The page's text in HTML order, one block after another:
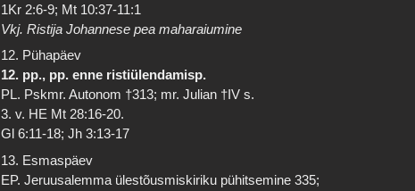
1Kr 2:6-9; Mt 10:37-11:1
Vkj. Ristija Johannese pea maharaiumine
12. Pühapäev
12. pp., pp. enne ristiülendamisp.
PL. Pskmr. Autonom †313; mr. Julian †IV s.
3. v. HE Mt 28:16-20.
Gl 6:11-18; Jh 3:13-17
13. Esmaspäev
EP. Jeruusalemma ülestõusmiskiriku pühitsemine 335;